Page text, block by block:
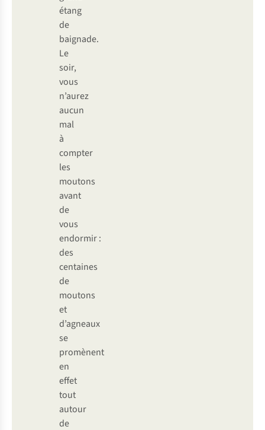
étang
de
baignade.
Le
soir,
vous
n’aurez
aucun
mal
à
compter
les
moutons
avant
de
vous
endormir :
des
centaines
de
moutons
et
d’agneaux
se
promènent
en
effet
tout
autour
de